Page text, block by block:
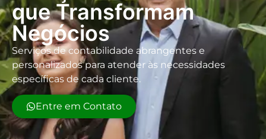
que Transformam
Negócios
Serviços de contabilidade abrangentes e
personalizados para atender às necessidades
específicas de cada cliente.
Entre em Contato